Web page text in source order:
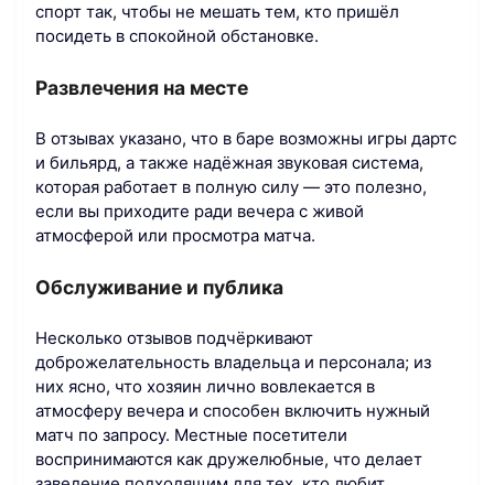
спорт так, чтобы не мешать тем, кто пришёл
посидеть в спокойной обстановке.
Развлечения на месте
В отзывах указано, что в баре возможны игры дартс
и бильярд, а также надёжная звуковая система,
которая работает в полную силу — это полезно,
если вы приходите ради вечера с живой
атмосферой или просмотра матча.
Обслуживание и публика
Несколько отзывов подчёркивают
доброжелательность владельца и персонала; из
них ясно, что хозяин лично вовлекается в
атмосферу вечера и способен включить нужный
матч по запросу. Местные посетители
воспринимаются как дружелюбные, что делает